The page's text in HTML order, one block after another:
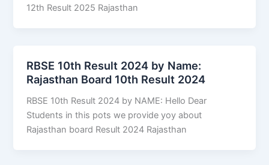
12th Result 2025 Rajasthan
RBSE 10th Result 2024 by Name:
Rajasthan Board 10th Result 2024
RBSE 10th Result 2024 by NAME: Hello Dear
Students in this pots we provide yoy about
Rajasthan board Result 2024 Rajasthan